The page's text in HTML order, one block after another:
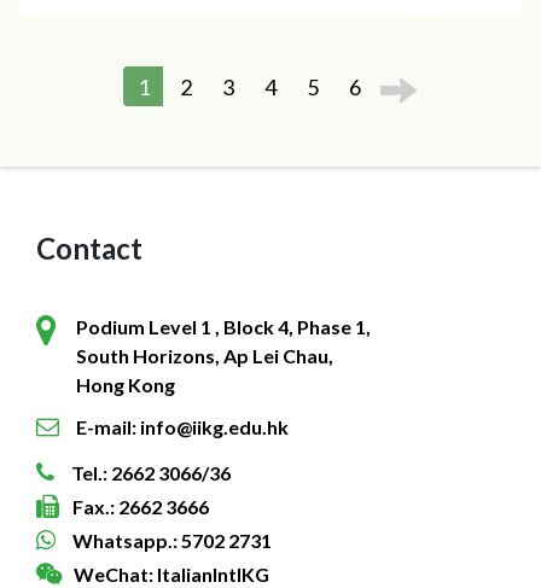
1 2 3 4 5 6
Contact
Podium Level 1 , Block 4, Phase 1,
South Horizons, Ap Lei Chau,
Hong Kong
E-mail: info@iikg.edu.hk
Tel.: 2662 3066/36
Fax.: 2662 3666
Whatsapp.: 5702 2731
WeChat: ItalianIntlKG